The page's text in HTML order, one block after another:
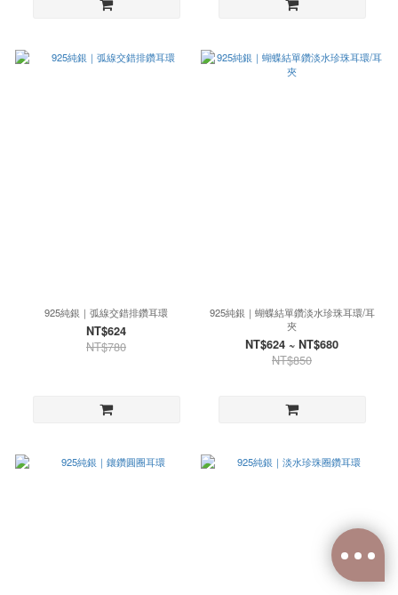
925純銀｜弧線交錯排鑽耳環
NT$624
NT$780
925純銀｜蝴蝶結單鑽淡水珍珠耳環/耳
夾
NT$624 ~ NT$680
NT$850